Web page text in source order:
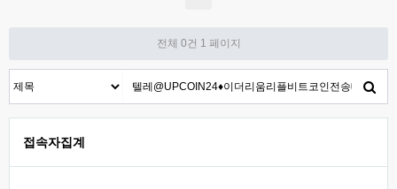
전체 0건 1 페이지
접속자집계